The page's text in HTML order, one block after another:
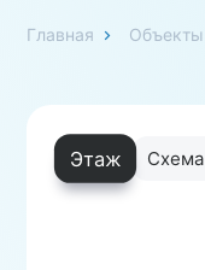
Главная Объекты
Этаж Схема